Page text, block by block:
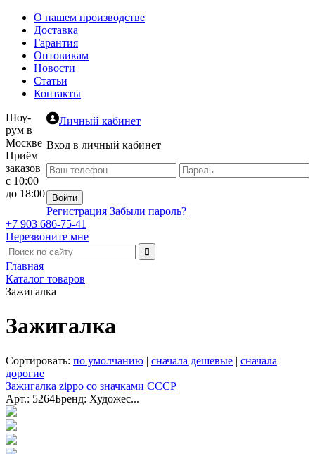
О нашем производстве
Доставка
Гарантия
Оптовикам
Новости
Статьи
Контакты
Личный кабинет
Вход в личный кабинет
Регистрация Забыли пароль?
Шоу-
рум в
Москве
Приём
заказов
с 10:00
до 18:00
+7 903 686-75-41
Перезвоните мне
Главная
Каталог товаров
Зажигалка
Зажигалка
Сортировать: по умолчанию | сначала дешевые | сначала
дорогие
Зажигалка zippo со значками СССР
Арт.: 5264Бренд: Художес...